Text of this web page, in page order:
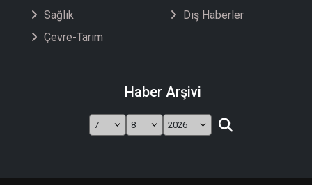
Sağlık
Çevre-Tarım
Dış Haberler
Haber Arşivi